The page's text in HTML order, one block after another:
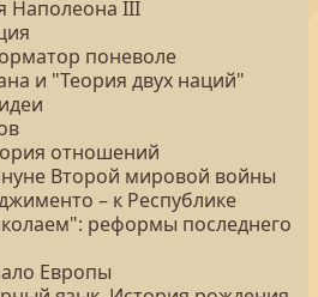
Наполеона III
поневоле
и "Теория двух наций"
отношений
Второй мировой войны
– к Республике
реформы последнего
Европы